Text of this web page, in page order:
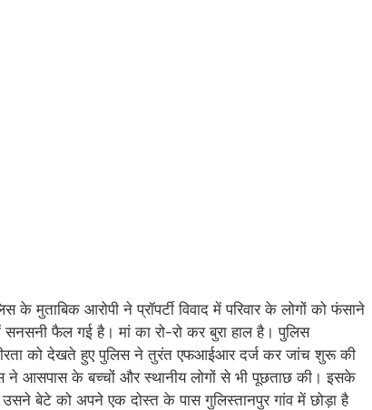
मुताबिक आरोपी ने प्रॉपर्टी विवाद में परिवार के लोगों को फंसाने
फैल गई है। मां का रो-रो कर बुरा हाल है। पुलिस
को देखते हुए पुलिस ने तुरंत एफआईआर दर्ज कर जांच शुरू की
ने आसपास के बच्चों और स्थानीय लोगों से भी पूछताछ की। इसके
बेटे को अपने एक दोस्त के पास गुलिस्तानपुर गांव में छोड़ा है